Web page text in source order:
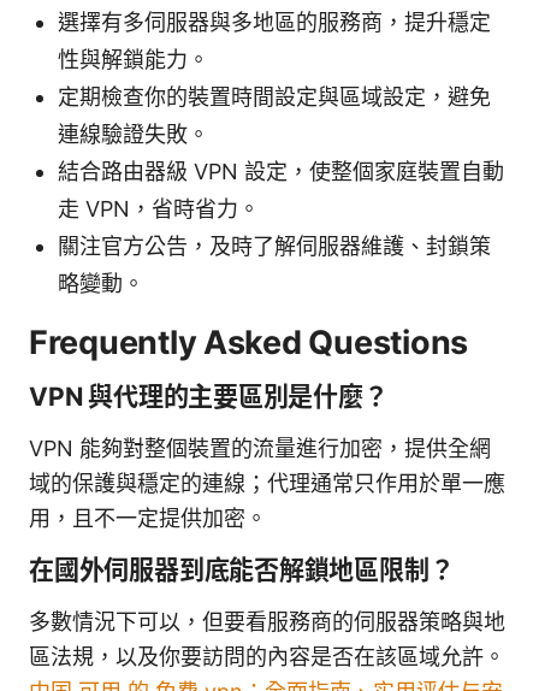
選擇有多伺服器與多地區的服務商，提升穩定
性與解鎖能力。
定期檢查你的裝置時間設定與區域設定，避免
連線驗證失敗。
結合路由器級 VPN 設定，使整個家庭裝置自動
走 VPN，省時省力。
關注官方公告，及時了解伺服器維護、封鎖策
略變動。
Frequently Asked Questions
VPN 與代理的主要區別是什麼？
VPN 能夠對整個裝置的流量進行加密，提供全網
域的保護與穩定的連線；代理通常只作用於單一應
用，且不一定提供加密。
在國外伺服器到底能否解鎖地區限制？
多數情況下可以，但要看服務商的伺服器策略與地
區法規，以及你要訪問的內容是否在該區域允許。